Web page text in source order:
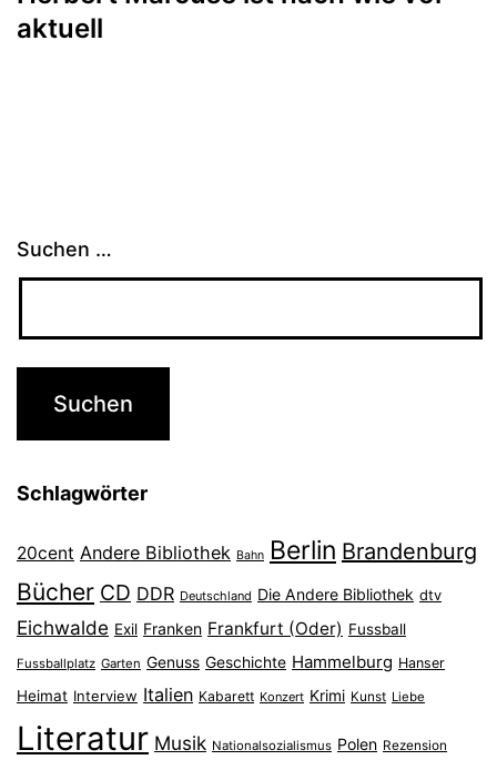
aktuell
Suchen …
Schlagwörter
20cent Andere Bibliothek Bahn Berlin Brandenburg
Bücher CD DDR Deutschland Die Andere Bibliothek dtv
Eichwalde Exil Franken Frankfurt (Oder) Fussball
Fussballplatz Garten Genuss Geschichte Hammelburg Hanser
Heimat Interview Italien Kabarett Konzert Krimi Kunst Liebe
Literatur Musik Nationalsozialismus Polen Rezension